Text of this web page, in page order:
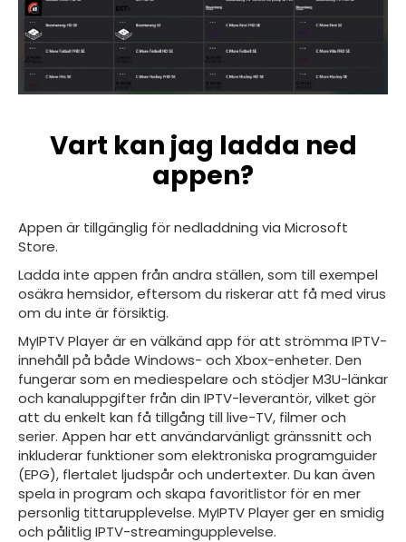
Vart kan jag ladda ned
appen?
Appen är tillgänglig för nedladdning via Microsoft
Store.
Ladda inte appen från andra ställen, som till exempel
osäkra hemsidor, eftersom du riskerar att få med virus
om du inte är försiktig.
MyIPTV Player är en välkänd app för att strömma IPTV-
innehåll på både Windows- och Xbox-enheter. Den
fungerar som en mediespelare och stödjer M3U-länkar
och kanaluppgifter från din IPTV-leverantör, vilket gör
att du enkelt kan få tillgång till live-TV, filmer och
serier. Appen har ett användarvänligt gränssnitt och
inkluderar funktioner som elektroniska programguider
(EPG), flertalet ljudspår och undertexter. Du kan även
spela in program och skapa favoritlistor för en mer
personlig tittarupplevelse. MyIPTV Player ger en smidig
och pålitlig IPTV-streamingupplevelse.